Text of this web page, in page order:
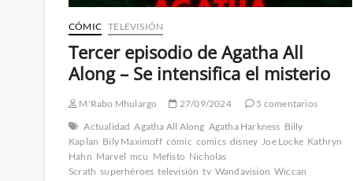
CÓMIC TELEVISIÓN
Tercer episodio de Agatha All
Along – Se intensifica el misterio
M'Rabo Mhulargo 27/09/2024
5 comentarios
Actualidad Agatha All Along Agatha Harkness Billy
Kaplan Bily Maximoff cómic comics disney Joe Locke Kathryn
Hahn Marvel mcu Mefisto Nicholas
Scrath superhéroes televisión tv Wandavision Wiccan